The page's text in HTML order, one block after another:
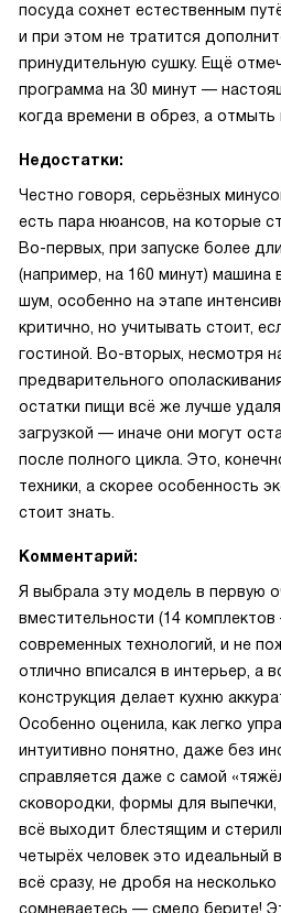
посуда сохнет естественным
и при этом не тратится
принудительную сушку. Ещё
программа на 30 минут —
когда времени в обрез, а отмыть
Недостатки:
Честно говоря, серьёзных
есть пара нюансов, на которые
Во-первых, при запуске более
(например, на 160 минут) машина
шум, особенно на этапе
критично, но учитывать стоит,
гостиной. Во-вторых, несмотря
предварительного
остатки пищи всё же лучше
загрузкой — иначе они могут
после полного цикла. Это,
техники, а скорее особенность
стоит знать.
Комментарий:
Я выбрала эту модель в первую
вместительности (14
современных технологий, и не
отлично вписался в интерьер, а
конструкция делает кухню
Особенно оценила, как легко
интуитивно понятно, даже без
справляется даже с самой
сковородки, формы для
всё выходит блестящим и
четырёх человек это идеальный
всё сразу, не дробя на
сомневаетесь — смело берите!